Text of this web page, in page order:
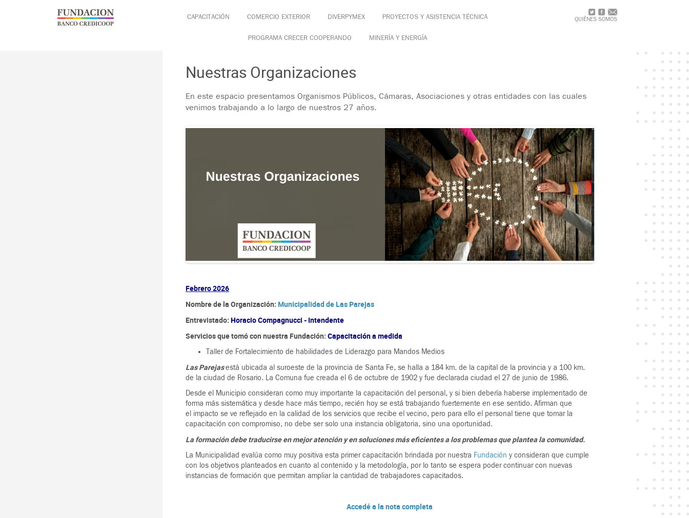
CAPACITACIÓN COMERCIO EXTERIOR DIVERPYMEX PROYECTOS Y ASISTENCIA TÉCNICA
PROGRAMA CRECER COOPERANDO MINERÍA Y ENERGÍA
QUIÉNES SOMOS
Nuestras Organizaciones
En este espacio presentamos Organismos Públicos, Cámaras, Asociaciones y otras entidades con las cuales
venimos trabajando a lo largo de nuestros 27 años.
Febrero 2026
Nombre de la Organización: Municipalidad de Las Parejas
Entrevistado:Horacio Compagnucci - Intendente
Servicios que tomó con nuestra Fundación:Capacitación a medida
Taller de Fortalecimiento de habilidades de Liderazgo para Mandos Medios
Las Parejasestá ubicada al suroeste de la provincia de Santa Fe, se halla a 184 km. de la capital de la provincia y a 100 km.
de la ciudad de Rosario. La Comuna fue creada el 6 de octubre de 1902 y fue declarada ciudad el 27 de junio de 1986.
Desde el Municipio consideran como muy importante la capacitación del personal, y si bien debería haberse implementado de
forma más sistemática y desde hace más tiempo, recién hoy se está trabajando fuertemente en ese sentido. Afirman que
el impacto se ve reflejado en la calidad de los servicios que recibe el vecino, pero para ello el personal tiene que tomar la
capacitación con compromiso, no debe ser solo una instancia obligatoria, sino una oportunidad.
La formación debe traducirse en mejor atención y en soluciones más eficientes a los problemas que plantea la comunidad.
La Municipalidad evalúa como muy positiva esta primer capacitación brindada por nuestra Fundacióny consideran que cumple
con los objetivos planteados en cuanto al contenido y la metodología, por lo tanto se espera poder continuar con nuevas
instancias de formación que permitan ampliar la cantidad de trabajadores capacitados.
Accedé a la nota completa